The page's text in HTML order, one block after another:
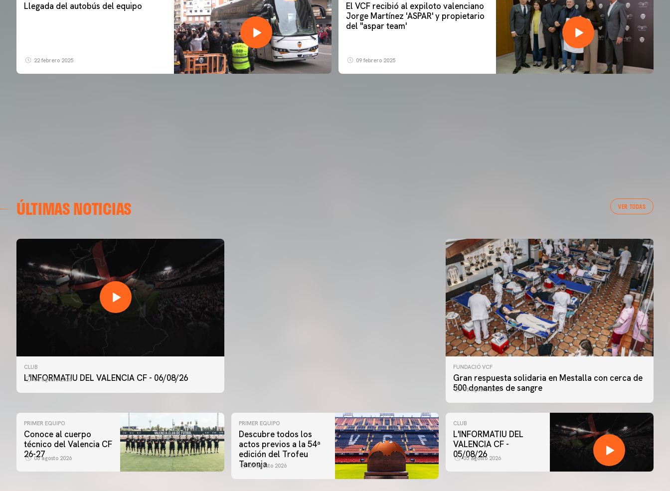
Llegada del autobús del equipo
22 febrero 2025
El VCF recibió al expiloto valenciano
Jorge Martínez 'ASPAR' y propietario
del ''aspar team'
09 febrero 2025
ÚLTIMAS NOTICIAS VER TODAS
CLUB
L'INFORMATIU DEL VALENCIA CF - 06/08/26
06 agosto 2026
FUNDACIÓ VCF
Gran respuesta solidaria en Mestalla con cerca de
500 donantes de sangre
06 agosto 2026
PRIMER EQUIPO
Conoce al cuerpo
técnico del Valencia CF
26-27
06 agosto 2026
PRIMER EQUIPO
Descubre todos los
actos previos a la 54ª
edición del Trofeu
Taronja
06 agosto 2026
CLUB
L'INFORMATIU DEL
VALENCIA CF -
05/08/26
05 agosto 2026